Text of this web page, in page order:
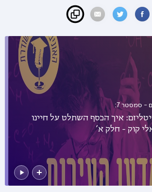
- סמסטר 7:
איך הכסף השתלט על חיינו
קוק - חלק א'